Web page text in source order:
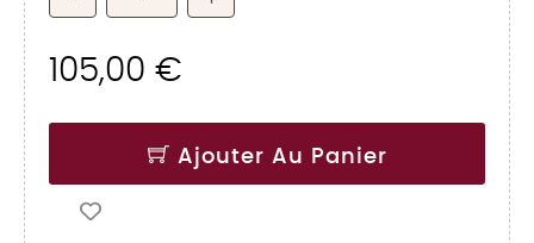
105,00 €
Ajouter Au Panier